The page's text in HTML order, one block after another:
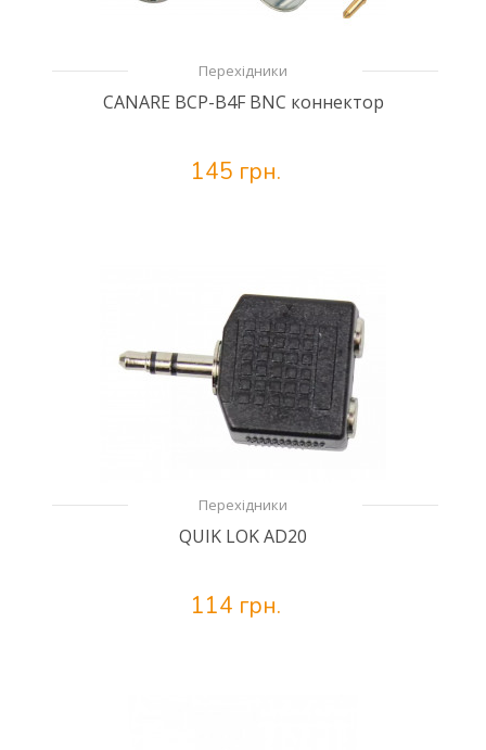
Перехідники
CANARE BCP-B4F BNC коннектор
145 грн.
Перехідники
QUIK LOK AD20
114 грн.